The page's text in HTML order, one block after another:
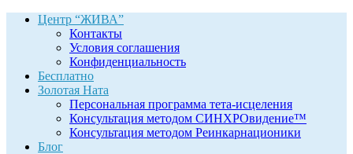
Центр “ЖИВА”
Контакты
Условия соглашения
Конфиденциальность
Бесплатно
Золотая Ната
Персональная программа тета-исцеления
Консультация методом СИНХРОвидение™
Консультация методом Реинкарнационики
Блог